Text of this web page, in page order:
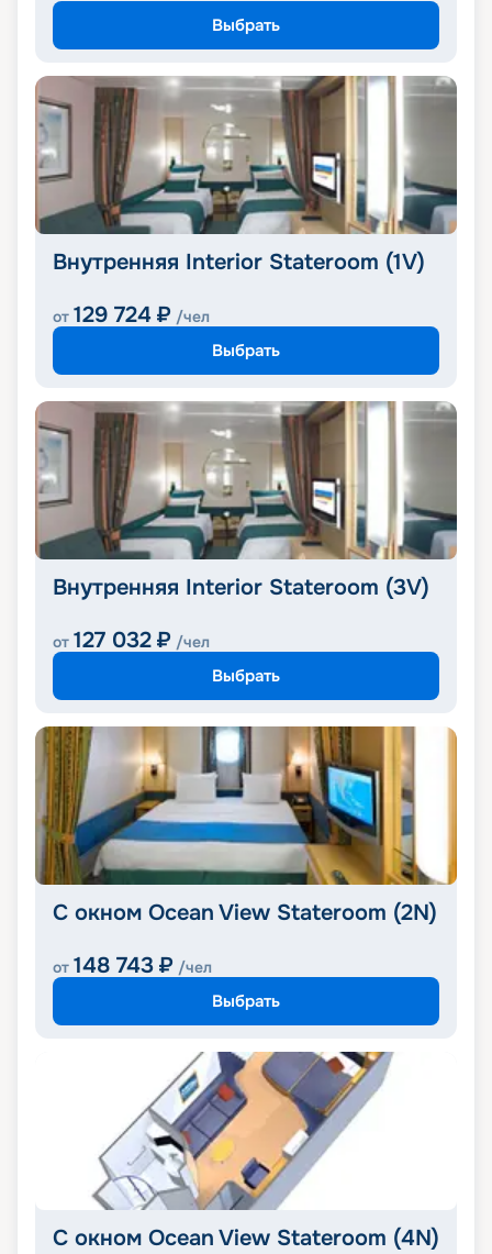
Выбрать
Внутренняя Interior Stateroom (1V)
от 129 724 ₽ /чел
Выбрать
Внутренняя Interior Stateroom (3V)
от 127 032 ₽ /чел
Выбрать
С окном Ocean View Stateroom (2N)
от 148 743 ₽ /чел
Выбрать
С окном Ocean View Stateroom (4N)